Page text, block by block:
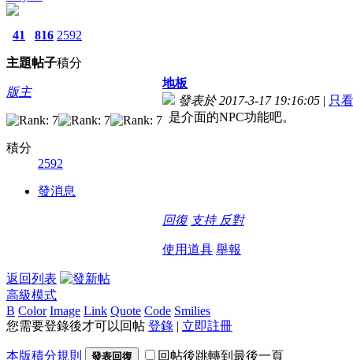
41
主題
816
帖子
2592
積分
版主
積分
2592
發消息
地板
發表於 2017-3-17 19:16:05 | 只
是介面的NPC功能吧。
回復 支持 反對
使用道具 舉報
返回列表
高級模式
B Color Image Link Quote Code Smilies
您需要登錄後才可以回帖 登錄 | 立即註冊
本版積分規則 發表回復 回帖後跳轉到最後一頁